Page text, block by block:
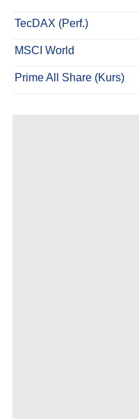
TecDAX (Perf.)
MSCI World
Prime All Share (Kurs)